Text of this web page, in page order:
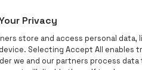
Privacy
store and access personal data,
Selecting Accept All enables
we and our partners process